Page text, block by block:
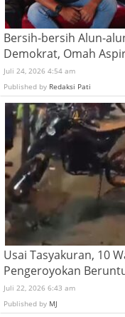
Bersih-bersih Alun-
Demokrat, Omah
Juli 24, 2026 4:54 am
Published by Redaksi Pati
Usai Tasyakuran, 10
Pengeroyokan
Juli 22, 2026 6:43 am
Published by MJ